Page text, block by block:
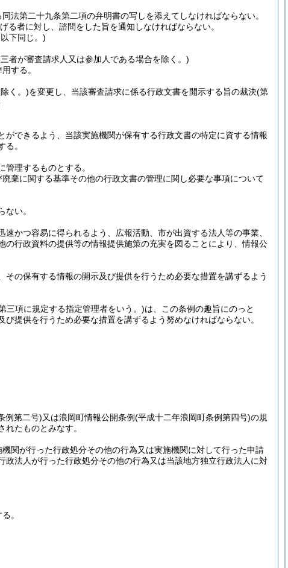
法第二十九条第二項の弁明書の写しを添えてしなければならない。
る者に対し、諮問をした旨を通知しなければならない。
下同じ。)
者が審査請求人又は参加人である場合を除く。)
する。
く。)を変更し、当該審査請求に係る行政文書を開示する旨の裁決(第
できるよう、当該実施機関が保有する行政文書の特定に資する情報
。
理するものとする。
棄に関する基準その他の行政文書の管理に関し必要な事項について
い。
かつ容易に得られるよう、広報活動、市が出資する法人等の事業、
行政資料の提供等の情報提供施策の充実を図ることにより、情報公
の保有する情報の開示及び提供を行うため必要な措置を講ずるよう
三項に規定する指定管理者をいう。)は、この条例の趣旨にのっと
提供を行うため必要な措置を講ずるよう努めなければならない。
例第二号)又は浪岡町情報公開条例(平成十二年浪岡町条例第四号)の規
たものとみなす。
関が行った行政処分その他の行為又は実施機関に対して行った申請
法人が行った行政処分その他の行為又は当該地方独立行政法人に対
。